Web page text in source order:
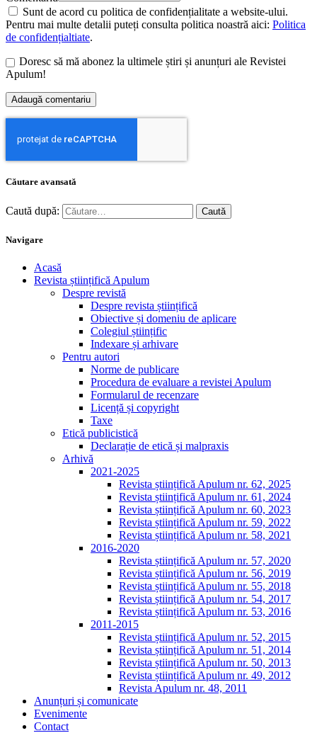
Sunt de acord cu politica de confidențialitate a website-ului.
Pentru mai multe detalii puteți consulta politica noastră aici: Politica
de confidențialtiate.
Doresc să mă abonez la ultimele știri și anunțuri ale Revistei
Apulum!
Căutare avansată
Caută după:
Navigare
Acasă
Revista științifică Apulum
Despre revistă
Despre revista științifică
Obiective și domeniu de aplicare
Colegiul științific
Indexare și arhivare
Pentru autori
Norme de publicare
Procedura de evaluare a revistei Apulum
Formularul de recenzare
Licență și copyright
Taxe
Etică publicistică
Declarație de etică și malpraxis
Arhivă
2021-2025
Revista științifică Apulum nr. 62, 2025
Revista științifică Apulum nr. 61, 2024
Revista științifică Apulum nr. 60, 2023
Revista științifică Apulum nr. 59, 2022
Revista științifică Apulum nr. 58, 2021
2016-2020
Revista științifică Apulum nr. 57, 2020
Revista științifică Apulum nr. 56, 2019
Revista științifică Apulum nr. 55, 2018
Revista științifică Apulum nr. 54, 2017
Revista științifică Apulum nr. 53, 2016
2011-2015
Revista științifică Apulum nr. 52, 2015
Revista științifică Apulum nr. 51, 2014
Revista științifică Apulum nr. 50, 2013
Revista științifică Apulum nr. 49, 2012
Revista Apulum nr. 48, 2011
Anunțuri și comunicate
Evenimente
Contact